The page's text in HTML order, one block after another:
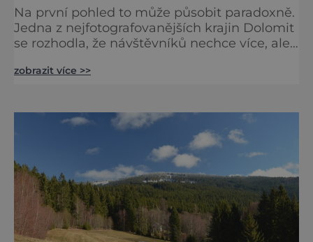
Na první pohled to může působit paradoxně.
Jedna z nejfotografovanějších krajin Dolomit
se rozhodla, že návštěvníků nechce více, ale
louka v Evropě, zavádí od léta 2026 nová
přijíždějí. Nejde o boj proti turistům. Jde o
ochranu krajiny, která už nechce být obětí
vlastního úspě
zobrazit více >>